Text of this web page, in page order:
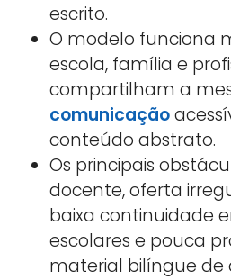
escrito.
O modelo funciona
escola, família e
compartilham a
comunicação
conteúdo abstrato.
Os principais
docente, oferta
baixa continuidade
escolares e pouca
material bilíngue de